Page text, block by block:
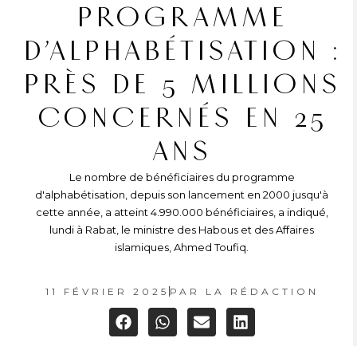
PROGRAMME
D’ALPHABÉTISATION :
PRÈS DE 5 MILLIONS
CONCERNÉS EN 25
ANS
Le nombre de bénéficiaires du programme
d'alphabétisation, depuis son lancement en 2000 jusqu'à
cette année, a atteint 4.990.000 bénéficiaires, a indiqué,
lundi à Rabat, le ministre des Habous et des Affaires
islamiques, Ahmed Toufiq.
11 FÉVRIER 2025 PAR LA RÉDACTION